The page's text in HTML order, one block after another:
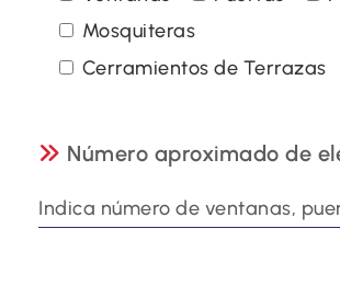
Mosquiteras
Cerramientos de Terrazas
Número aproximado de